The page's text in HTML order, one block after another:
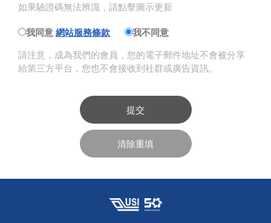
如果驗證碼無法辨識，請點擊圖示更新
我同意 網站服務條款
我不同意
請注意，成為我們的會員，您的電子郵件地址不會被分享
給第三方平台，您也不會接收到社群或廣告資訊。
提交
清除重填